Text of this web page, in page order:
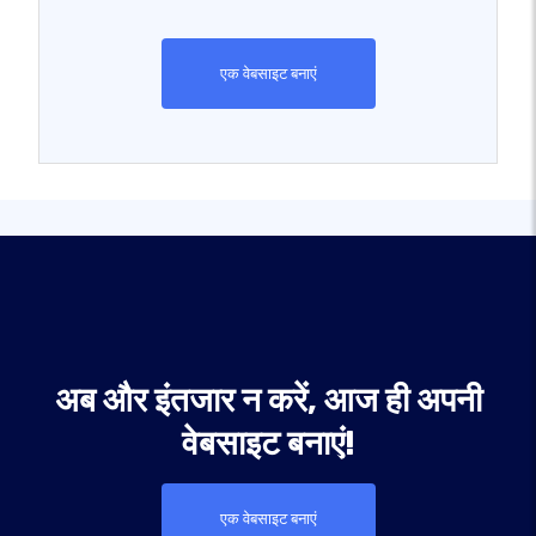
एक वेबसाइट बनाएं
अब और इंतजार न करें, आज ही अपनी
वेबसाइट बनाएं!
एक वेबसाइट बनाएं